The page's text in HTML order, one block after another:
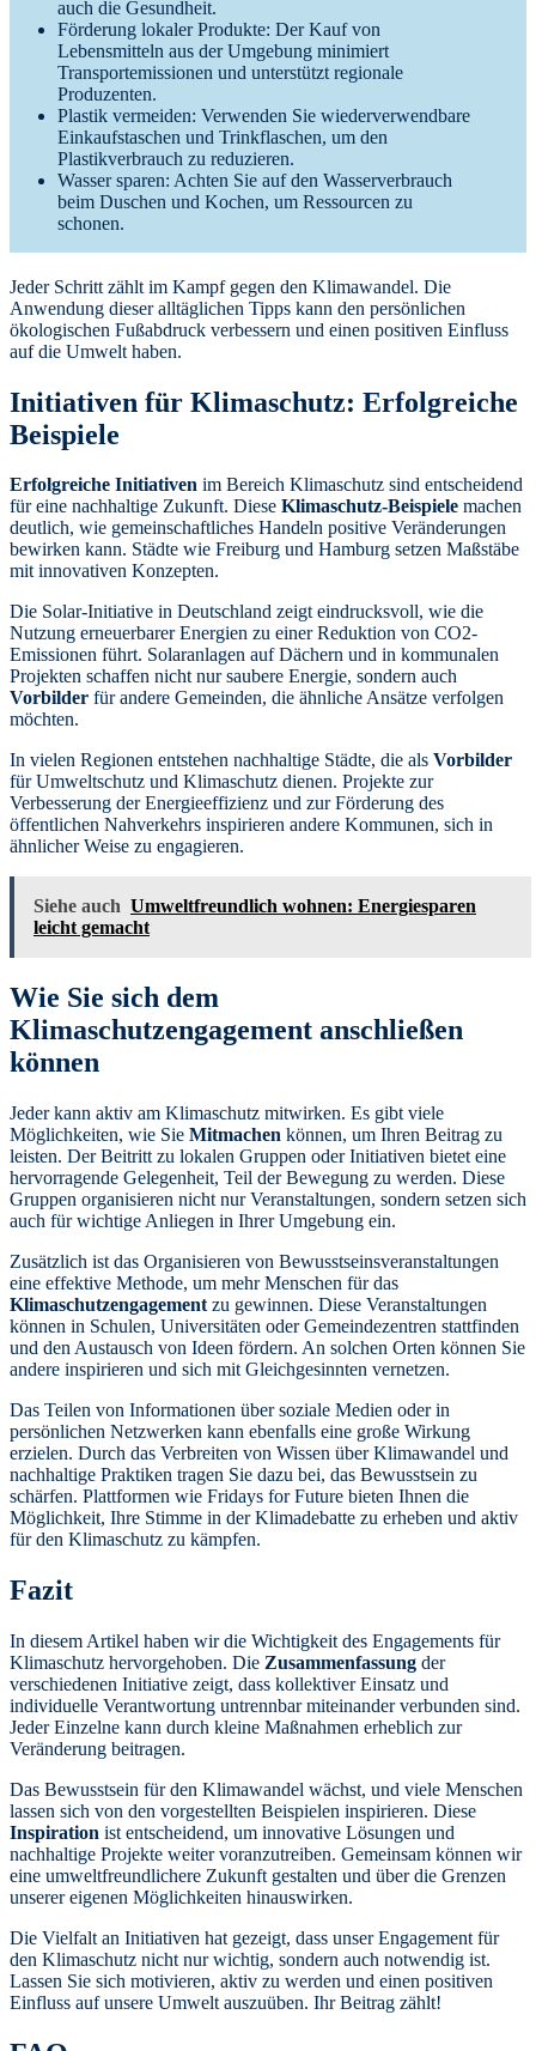
auch die Gesundheit.
Förderung lokaler Produkte: Der Kauf von
Lebensmitteln aus der Umgebung minimiert
Transportemissionen und unterstützt regionale
Produzenten.
Plastik vermeiden: Verwenden Sie wiederverwendbare
Einkaufstaschen und Trinkflaschen, um den
Plastikverbrauch zu reduzieren.
Wasser sparen: Achten Sie auf den Wasserverbrauch
beim Duschen und Kochen, um Ressourcen zu
schonen.
Jeder Schritt zählt im Kampf gegen den Klimawandel. Die
Anwendung dieser alltäglichen Tipps kann den persönlichen
ökologischen Fußabdruck verbessern und einen positiven Einfluss
auf die Umwelt haben.
Initiativen für Klimaschutz: Erfolgreiche
Beispiele
Erfolgreiche Initiativen im Bereich Klimaschutz sind entscheidend
für eine nachhaltige Zukunft. Diese Klimaschutz-Beispiele machen
deutlich, wie gemeinschaftliches Handeln positive Veränderungen
bewirken kann. Städte wie Freiburg und Hamburg setzen Maßstäbe
mit innovativen Konzepten.
Die Solar-Initiative in Deutschland zeigt eindrucksvoll, wie die
Nutzung erneuerbarer Energien zu einer Reduktion von CO2-
Emissionen führt. Solaranlagen auf Dächern und in kommunalen
Projekten schaffen nicht nur saubere Energie, sondern auch
Vorbilder für andere Gemeinden, die ähnliche Ansätze verfolgen
möchten.
In vielen Regionen entstehen nachhaltige Städte, die als Vorbilder
für Umweltschutz und Klimaschutz dienen. Projekte zur
Verbesserung der Energieeffizienz und zur Förderung des
öffentlichen Nahverkehrs inspirieren andere Kommunen, sich in
ähnlicher Weise zu engagieren.
Siehe auch Umweltfreundlich wohnen: Energiesparen
leicht gemacht
Wie Sie sich dem
Klimaschutzengagement anschließen
können
Jeder kann aktiv am Klimaschutz mitwirken. Es gibt viele
Möglichkeiten, wie Sie Mitmachen können, um Ihren Beitrag zu
leisten. Der Beitritt zu lokalen Gruppen oder Initiativen bietet eine
hervorragende Gelegenheit, Teil der Bewegung zu werden. Diese
Gruppen organisieren nicht nur Veranstaltungen, sondern setzen sich
auch für wichtige Anliegen in Ihrer Umgebung ein.
Zusätzlich ist das Organisieren von Bewusstseinsveranstaltungen
eine effektive Methode, um mehr Menschen für das
Klimaschutzengagement zu gewinnen. Diese Veranstaltungen
können in Schulen, Universitäten oder Gemeindezentren stattfinden
und den Austausch von Ideen fördern. An solchen Orten können Sie
andere inspirieren und sich mit Gleichgesinnten vernetzen.
Das Teilen von Informationen über soziale Medien oder in
persönlichen Netzwerken kann ebenfalls eine große Wirkung
erzielen. Durch das Verbreiten von Wissen über Klimawandel und
nachhaltige Praktiken tragen Sie dazu bei, das Bewusstsein zu
schärfen. Plattformen wie Fridays for Future bieten Ihnen die
Möglichkeit, Ihre Stimme in der Klimadebatte zu erheben und aktiv
für den Klimaschutz zu kämpfen.
Fazit
In diesem Artikel haben wir die Wichtigkeit des Engagements für
Klimaschutz hervorgehoben. Die Zusammenfassung der
verschiedenen Initiative zeigt, dass kollektiver Einsatz und
individuelle Verantwortung untrennbar miteinander verbunden sind.
Jeder Einzelne kann durch kleine Maßnahmen erheblich zur
Veränderung beitragen.
Das Bewusstsein für den Klimawandel wächst, und viele Menschen
lassen sich von den vorgestellten Beispielen inspirieren. Diese
Inspiration ist entscheidend, um innovative Lösungen und
nachhaltige Projekte weiter voranzutreiben. Gemeinsam können wir
eine umweltfreundlichere Zukunft gestalten und über die Grenzen
unserer eigenen Möglichkeiten hinauswirken.
Die Vielfalt an Initiativen hat gezeigt, dass unser Engagement für
den Klimaschutz nicht nur wichtig, sondern auch notwendig ist.
Lassen Sie sich motivieren, aktiv zu werden und einen positiven
Einfluss auf unsere Umwelt auszuüben. Ihr Beitrag zählt!